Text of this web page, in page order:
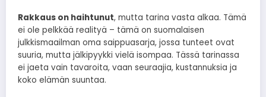
Rakkaus on haihtunut, mutta tarina vasta alkaa. Tämä
ei ole pelkkää realityä – tämä on suomalaisen
julkkismaailman oma saippuasarja, jossa tunteet ovat
suuria, mutta jälkipyykki vielä isompaa. Tässä tarinassa
ei jaeta vain tavaroita, vaan seuraajia, kustannuksia ja
koko elämän suuntaa.